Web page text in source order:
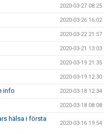
2020-03-27 08:25
2020-03-26 16:02
2020-03-22 21:57
2020-03-21 13:03
2020-03-19 21:35
2020-03-19 12:30
info 2020-03-18 12:34
2020-03-18 08:08
hälsa i första
2020-03-16 19:54